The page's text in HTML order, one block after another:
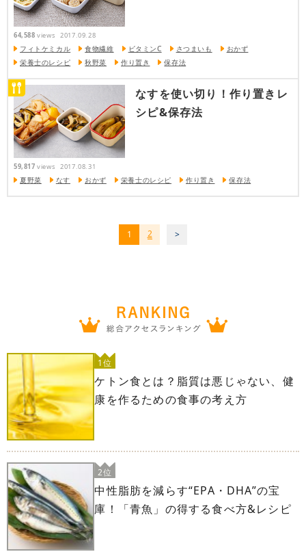
64,588 views 2017.09.28
フィトケミカル 食物繊維 ビタミンC さつまいも
おかず
栄養士のレシピ
秋野菜 作り置き 保存法
なすを使い切り！作り置きレ
シピ&保存法
59,817 views 2017.08.31
夏野菜 なす おかず 栄養士のレシピ 作り置き 保存法
1 2
1位
ケトン食とは？脂質は悪じゃない、健
康を作るための食事の考え方
2位
中性脂肪を減らす“EPA・DHA”の宝
庫！「青魚」の得する食べ方&レシピ